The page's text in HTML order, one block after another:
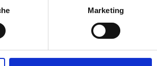
Marketing